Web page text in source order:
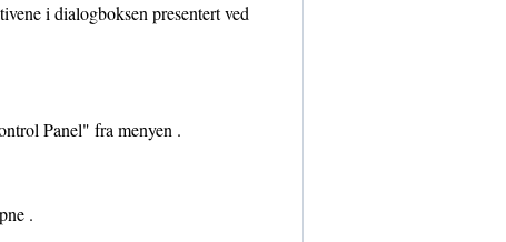
i dialogboksen presentert ved
Panel" fra menyen .
.